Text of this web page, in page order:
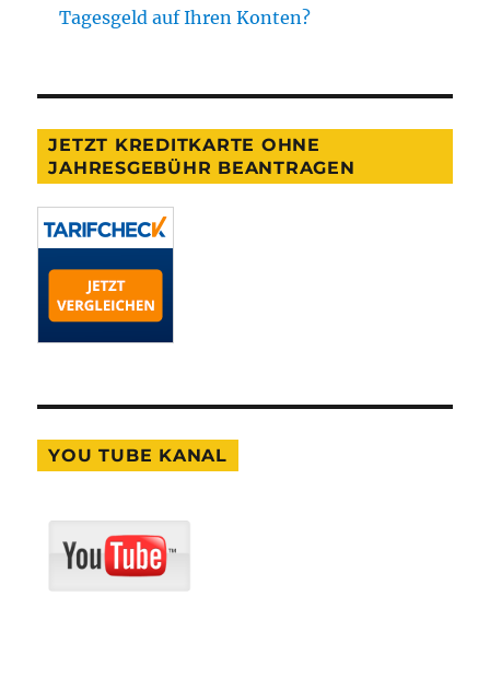
Tagesgeld auf Ihren Konten?
JETZT KREDITKARTE OHNE
JAHRESGEBÜHR BEANTRAGEN
YOU TUBE KANAL